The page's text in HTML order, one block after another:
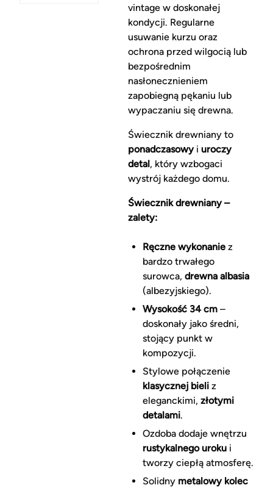
vintage w doskonałej
kondycji. Regularne
usuwanie kurzu oraz
ochrona przed wilgocią lub
bezpośrednim
nasłonecznieniem
zapobiegną pękaniu lub
wypaczaniu się drewna.
Świecznik drewniany to
ponadczasowyi uroczy
detal, który wzbogaci
wystrój każdego domu.
Świecznik drewniany –
zalety:
Ręczne wykonaniez
bardzo trwałego
surowca, drewna albasia
(albezyjskiego).
Wysokość 34 cm–
doskonały jako średni,
stojący punkt w
kompozycji.
Stylowe połączenie
klasycznej bieliz
eleganckimi, złotymi
detalami.
Ozdoba dodaje wnętrzu
rustykalnego urokui
tworzy ciepłą atmosferę.
Solidny metalowy kolec